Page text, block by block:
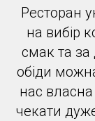
Ресторан
на вибір
смак та
обіди
нас
чекати